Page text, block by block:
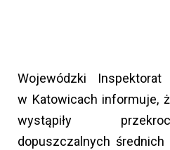
Wojewódzki
w Katowicach informuje,
wystąpiły
dopuszczalnych